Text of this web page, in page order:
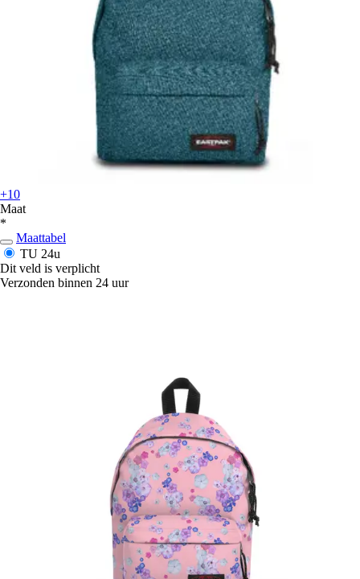
+10
Maat
*
Maattabel
TU 24u
Dit veld is verplicht
Verzonden binnen 24 uur